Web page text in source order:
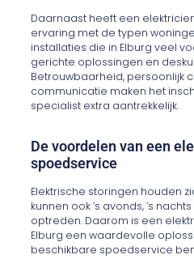
Daarnaast heeft een
ervaring met de typen
installaties die in Elburg veel
gerichte oplossingen en
Betrouwbaarheid, persoonlijk
communicatie maken het
specialist extra aantrekkelijk.
De voordelen van een
spoedservice
Elektrische storingen houden
kunnen ook ’s avonds, ’s
optreden. Daarom is een
Elburg een waardevolle
beschikbare spoedservice